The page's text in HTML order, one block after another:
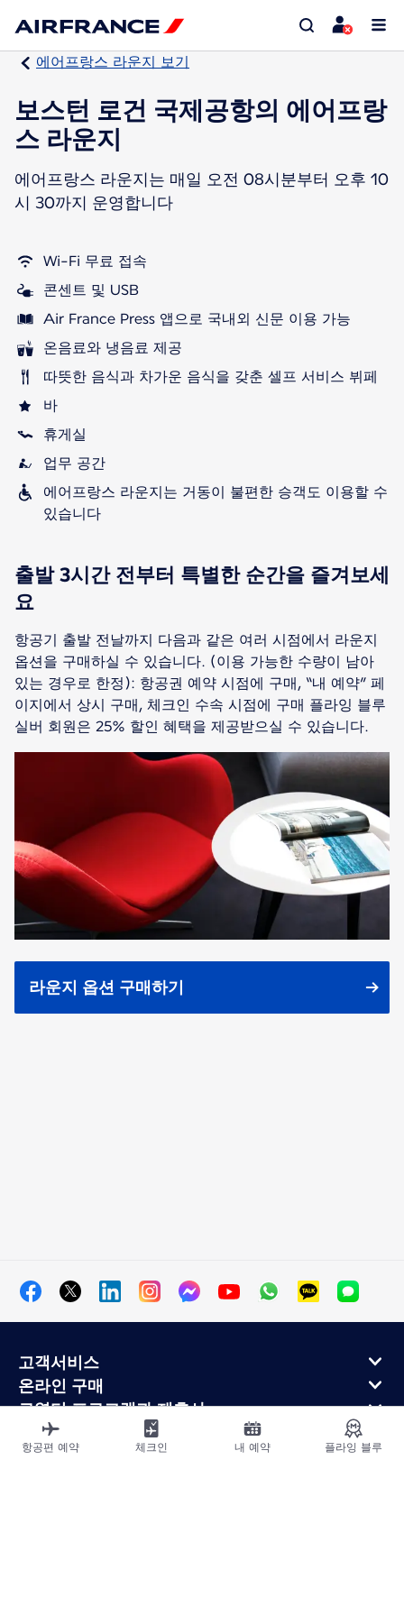
에어프랑스 라운지 보기
보스턴 로건 국제공항의 에어프랑
스 라운지
에어프랑스 라운지는 매일 오전 08시분부터 오후 10
시 30까지 운영합니다
Wi-Fi 무료 접속
콘센트 및 USB
Air France Press 앱으로 국내외 신문 이용 가능
온음료와 냉음료 제공
따뜻한 음식과 차가운 음식을 갖춘 셀프 서비스 뷔페
바
휴게실
업무 공간
에어프랑스 라운지는 거동이 불편한 승객도 이용할 수
있습니다
출발 3시간 전부터 특별한 순간을 즐겨보세
요
항공기 출발 전날까지 다음과 같은 여러 시점에서 라운지
옵션을 구매하실 수 있습니다. (이용 가능한 수량이 남아
있는 경우로 한정): 항공권 예약 시점에 구매, “내 예약” 페
이지에서 상시 구매, 체크인 수속 시점에 구매 플라잉 블루
라운지 옵션 구매하기
고객서비스
온라인 구매
로열티 프로그램과 제휴사
에어프랑스 정보
에어프랑스 모바일 앱
항공편 예약 체크인 내 예약 플라잉 블루